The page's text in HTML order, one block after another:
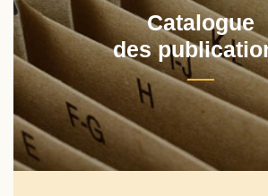
Catalogue
des